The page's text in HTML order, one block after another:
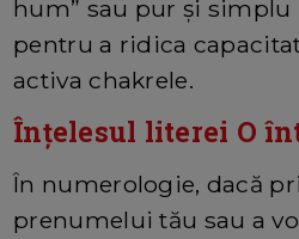
hum” sau pur și simplu
pentru a ridica
activa chakrele.
Înțelesul literei O
În numerologie, dacă
prenumelui tău sau a